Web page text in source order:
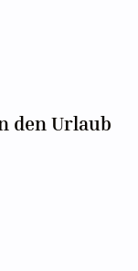
den Urlaub